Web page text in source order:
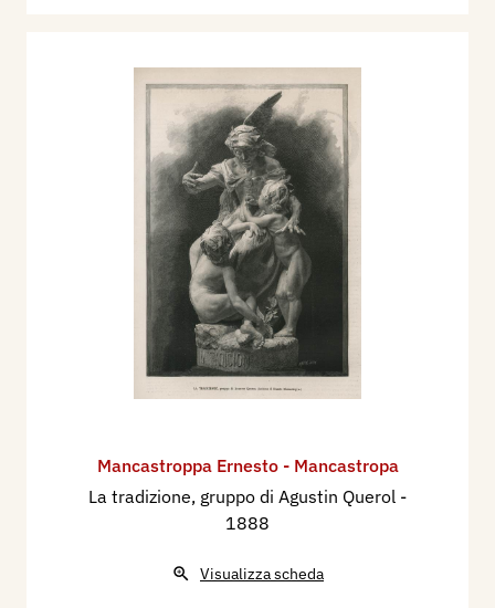
Mancastroppa Ernesto - Mancastropa
La tradizione, gruppo di Agustin Querol -
1888
Visualizza scheda